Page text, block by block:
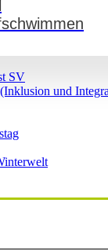
SV
und